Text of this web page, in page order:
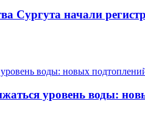
Сургута начали
уровень воды: